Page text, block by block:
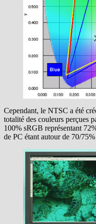
Cependant, le NTSC a été
totalité des couleurs perçues
100% sRGB représentant
de PC étant autour de 70/